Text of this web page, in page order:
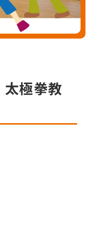
極拳教